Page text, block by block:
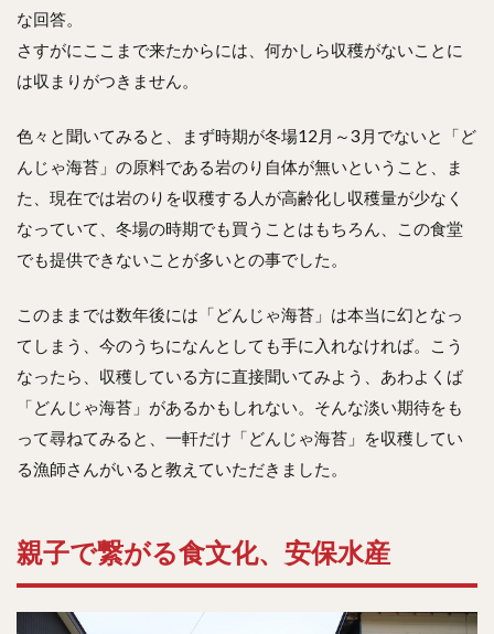
な回答。
さすがにここまで来たからには、何かしら収穫がないことに
は収まりがつきません。
色々と聞いてみると、まず時期が冬場12月～3月でないと「ど
んじゃ海苔」の原料である岩のり自体が無いということ、ま
た、現在では岩のりを収穫する人が高齢化し収穫量が少なく
なっていて、冬場の時期でも買うことはもちろん、この食堂
でも提供できないことが多いとの事でした。
このままでは数年後には「どんじゃ海苔」は本当に幻となっ
てしまう、今のうちになんとしても手に入れなければ。こう
なったら、収穫している方に直接聞いてみよう、あわよくば
「どんじゃ海苔」があるかもしれない。そんな淡い期待をも
って尋ねてみると、一軒だけ「どんじゃ海苔」を収穫してい
る漁師さんがいると教えていただきました。
親子で繋がる食文化、安保水産